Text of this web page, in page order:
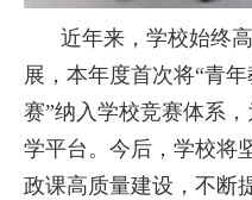
近年来，学校始终
展，本年度首次将“青
赛”纳入学校竞赛体系
学平台。今后，学校将
政课高质量建设，不断